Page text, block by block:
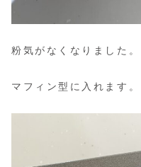
粉気がなくなりました。
マフィン型に入れます。